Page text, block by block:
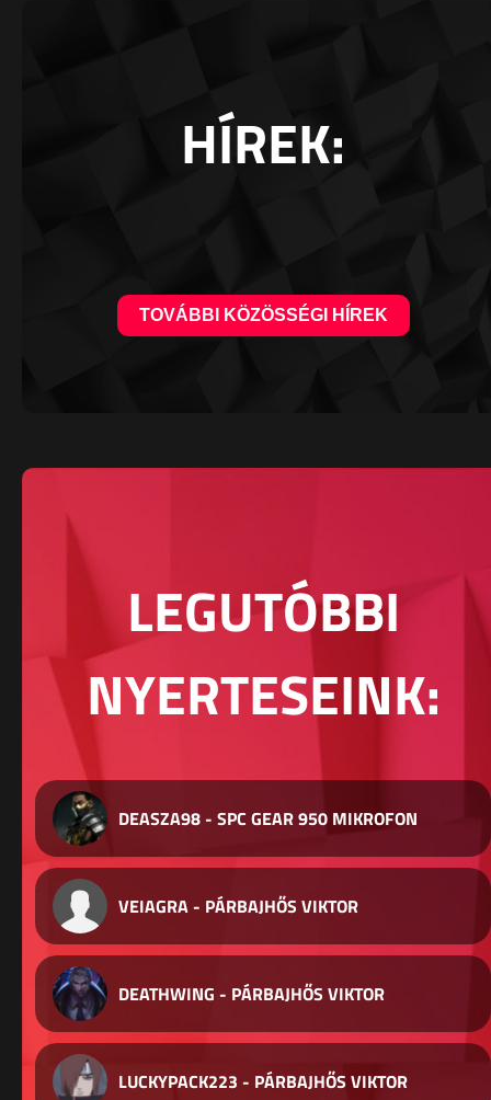
HÍREK:
TOVÁBBI KÖZÖSSÉGI HÍREK
LEGUTÓBBI
NYERTESEINK:
DEASZA98 - SPC GEAR 950 MIKROFON
VEIAGRA - PÁRBAJHŐS VIKTOR
DEATHWING - PÁRBAJHŐS VIKTOR
LUCKYPACK223 - PÁRBAJHŐS VIKTOR